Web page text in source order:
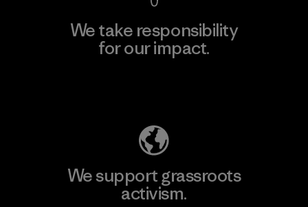
We take responsibility
for our impact.
We support grassroots
activism.